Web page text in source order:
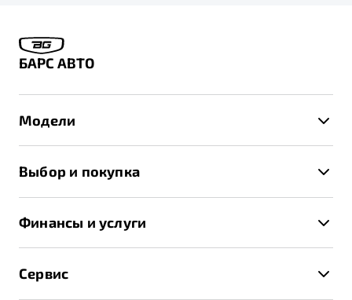
БАРС АВТО
Модели
X70
Выбор и покупка
Спецпредложения и Акции
Записаться на тест-драйв
Получить предложение
Финансы и услуги
Трейд-ин
Сервис